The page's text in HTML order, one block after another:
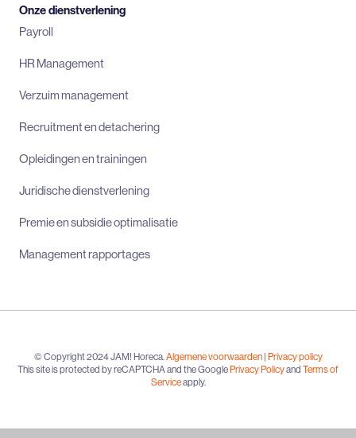
Onze dienstverlening
Payroll
HR Management
Verzuim management
Recruitment en detachering
Opleidingen en trainingen
Juridische dienstverlening
Premie en subsidie optimalisatie
Management rapportages
© Copyright 2024 JAM! Horeca. Algemene voorwaarden| Privacy policy
This site is protected by reCAPTCHA and the GooglePrivacy Policyand Terms of
Serviceapply.